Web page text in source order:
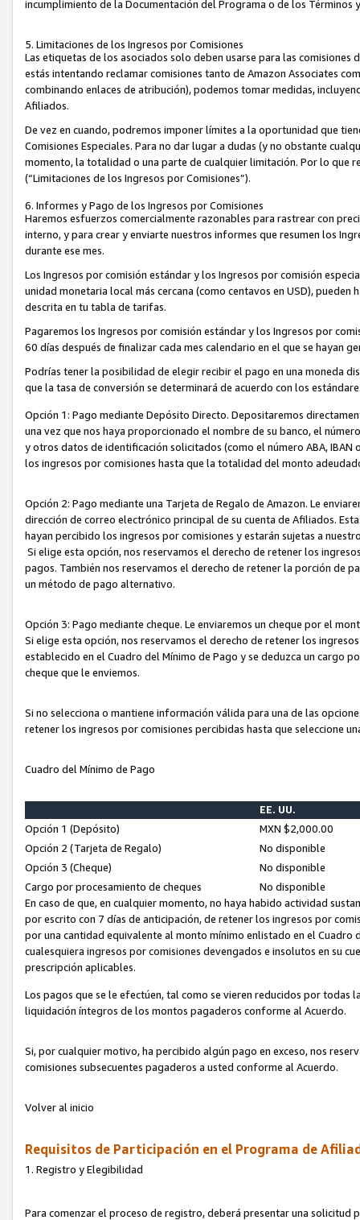
incumplimiento de la Documentación del Programa o de los Términos
5. Limitaciones de los Ingresos por Comisiones
Las etiquetas de los asociados solo deben usarse para las
estás intentando reclamar comisiones tanto de Amazon Associates
combinando enlaces de atribución), podemos tomar medidas,
Afiliados.
De vez en cuando, podremos imponer límites a la oportunidad que
Comisiones Especiales. Para no dar lugar a dudas (y no obstante
momento, la totalidad o una parte de cualquier limitación. Por lo que
(“Limitaciones de los Ingresos por Comisiones”).
6. Informes y Pago de los Ingresos por Comisiones
Haremos esfuerzos comercialmente razonables para rastrear con
interno, y para crear y enviarte nuestros informes que resumen los
durante ese mes.
Los Ingresos por comisión estándar y los Ingresos por comisión
unidad monetaria local más cercana (como centavos en USD),
descrita en tu tabla de tarifas.
Pagaremos los Ingresos por comisión estándar y los Ingresos por
60 días después de finalizar cada mes calendario en el que se hayan
Podrías tener la posibilidad de elegir recibir el pago en una moneda
que la tasa de conversión se determinará de acuerdo con los
Opción 1: Pago mediante Depósito Directo. Depositaremos
una vez que nos haya proporcionado el nombre de su banco, el
y otros datos de identificación solicitados (como el número ABA,
los ingresos por comisiones hasta que la totalidad del monto
Opción 2: Pago mediante una Tarjeta de Regalo de Amazon. Le
dirección de correo electrónico principal de su cuenta de Afiliados.
hayan percibido los ingresos por comisiones y estarán sujetas a
Si elige esta opción, nos reservamos el derecho de retener los
pagos. También nos reservamos el derecho de retener la porción de
un método de pago alternativo.
Opción 3: Pago mediante cheque. Le enviaremos un cheque por el
Si elige esta opción, nos reservamos el derecho de retener los
establecido en el Cuadro del Mínimo de Pago y se deduzca un cargo
cheque que le enviemos.
Si no selecciona o mantiene información válida para una de las
retener los ingresos por comisiones percibidas hasta que seleccione
Cuadro del Mínimo de Pago
EE. UU.
Opción 1 (Depósito)
MXN $2,000.00
Opción 2 (Tarjeta de Regalo)
No disponible
Opción 3 (Cheque)
No disponible
Cargo por procesamiento de cheques
No disponible
En caso de que, en cualquier momento, no haya habido actividad
por escrito con 7 días de anticipación, de retener los ingresos por
por una cantidad equivalente al monto mínimo enlistado en el
cualesquiera ingresos por comisiones devengados e insolutos en su
prescripción aplicables.
Los pagos que se le efectúen, tal como se vieren reducidos por todas
liquidación íntegros de los montos pagaderos conforme al Acuerdo.
Si, por cualquier motivo, ha percibido algún pago en exceso, nos
comisiones subsecuentes pagaderos a usted conforme al Acuerdo.
Volver al inicio
Requisitos de Participación en el Programa de
1. Registro y Elegibilidad
Para comenzar el proceso de registro, deberá presentar una solicitud